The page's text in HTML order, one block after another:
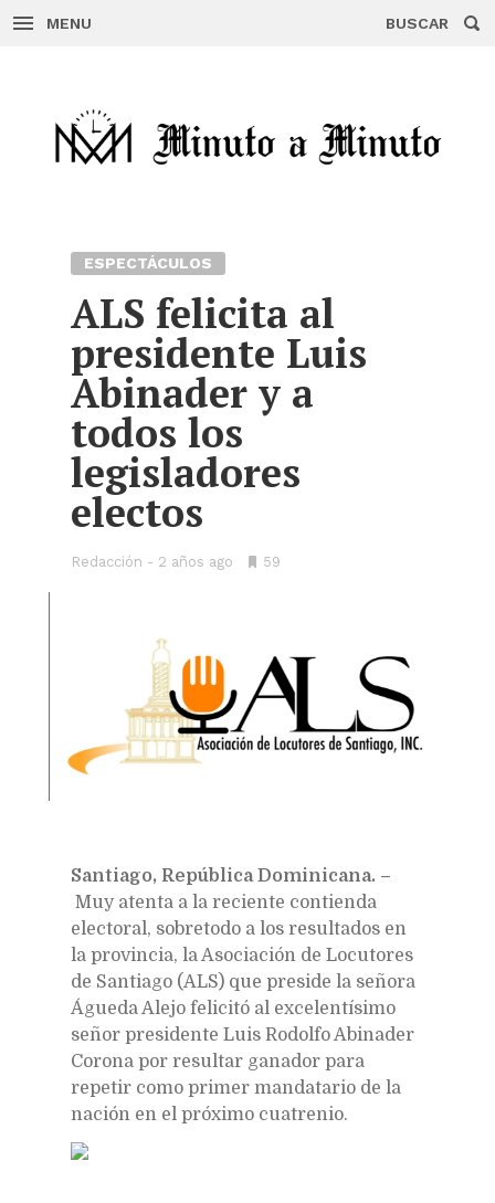
MENU BUSCAR
ESPECTÁCULOS
ALS felicita al
presidente Luis
Abinader y a
todos los
legisladores
electos
Redacción 2 años ago
•59
Santiago, República Dominicana. –
Muy atenta a la reciente contienda
electoral, sobretodo a los resultados en
la provincia, la Asociación de Locutores
de Santiago (ALS) que preside la señora
Águeda Alejo felicitó al excelentísimo
señor presidente Luis Rodolfo Abinader
Corona por resultar ganador para
repetir como primer mandatario de la
nación en el próximo cuatrenio.